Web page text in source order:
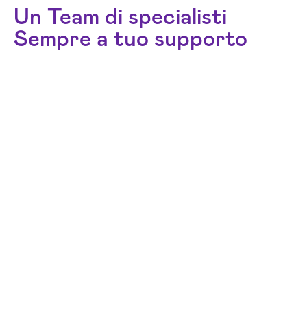
Un Team di specialisti
Sempre a tuo supporto